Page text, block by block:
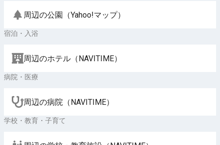
周辺の公園（Yahoo!マップ）
宿泊・入浴
周辺のホテル（NAVITIME）
病院・医療
周辺の病院（NAVITIME）
学校・教育・子育て